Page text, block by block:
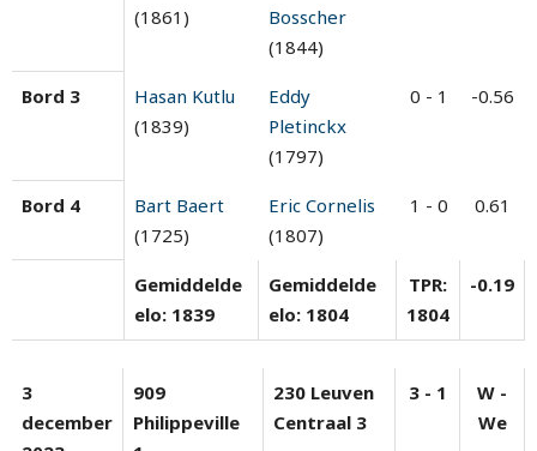
(1861)
Bosscher
(1844)
Bord 3
Hasan Kutlu
(1839)
Eddy
Pletinckx
(1797)
0 - 1 -0.56
Bord 4
Bart Baert
(1725)
Eric Cornelis
(1807)
1 - 0 0.61
Gemiddelde
elo: 1839
Gemiddelde
elo: 1804
TPR:
1804
-0.19
3
december
909
Philippeville
230 Leuven
Centraal 3
3 - 1
W -
We